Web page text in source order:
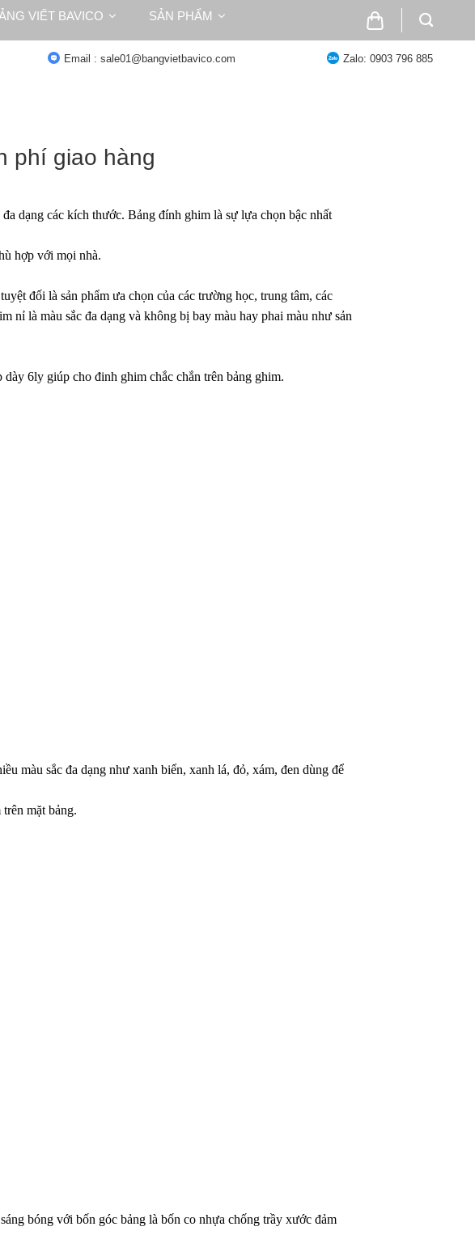
VIẾT BAVICO SẢN PHẨM
Email : sale01@bangvietbavico.com Zalo: 0903 796 885
phí giao hàng
dạng các kích thước. Bảng đính ghim là sự lựa chọn bậc nhất
hợp với mọi nhà.
đối là sản phẩm ưa chọn của các trường học, trung tâm, các
nỉ là màu sắc đa dạng và không bị bay màu hay phai màu như sản
6ly giúp cho đinh ghim chắc chắn trên bảng ghim.
màu sắc đa dạng như xanh biển, xanh lá, đỏ, xám, đen dùng để
mặt bảng.
bóng với bốn góc bảng là bốn co nhựa chống trầy xước đảm